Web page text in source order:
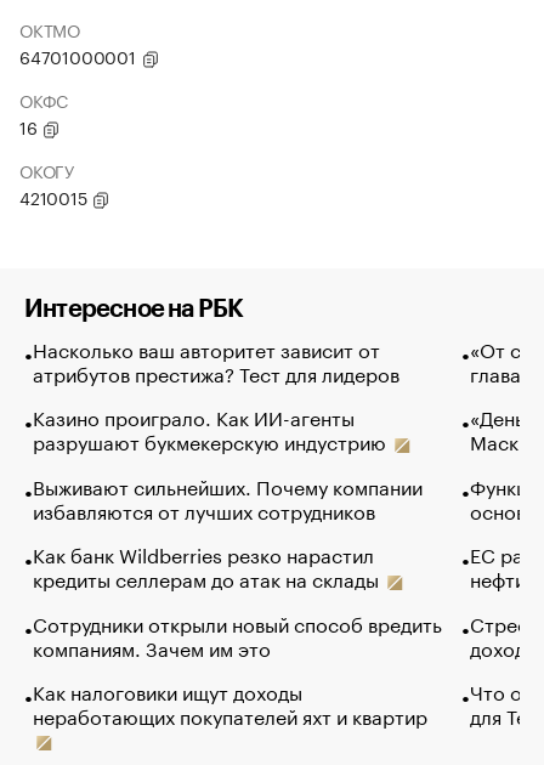
ОКТМО
64701000001
ОКФС
16
ОКОГУ
4210015
Интересное на РБК
Насколько ваш авторитет зависит от
атрибутов престижа? Тест для лидеров
Казино проиграло. Как ИИ-агенты
разрушают букмекерскую индустрию
Выживают сильнейших. Почему компании
избавляются от лучших сотрудников
Как банк Wildberries резко нарастил
кредиты селлерам до атак на склады
Сотрудники открыли новый способ вредить
компаниям. Зачем им это
Как налоговики ищут доходы
неработающих покупателей яхт и квартир
«От
глава
Маск в
основ
ЕС
нефти
Что
для